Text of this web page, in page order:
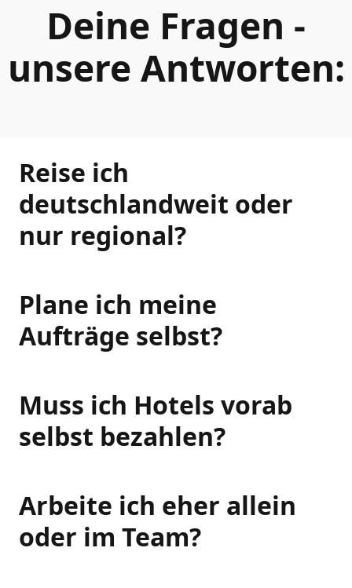
Deine Fragen -
unsere Antworten:
Reise ich
deutschlandweit oder
nur regional?
Plane ich meine
Aufträge selbst?
Muss ich Hotels vorab
selbst bezahlen?
Arbeite ich eher allein
oder im Team?